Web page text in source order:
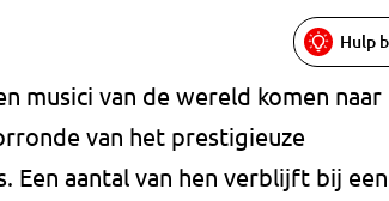
Hulp
musici van de wereld komen naar
van het prestigieuze
Een aantal van hen verblijft bij een